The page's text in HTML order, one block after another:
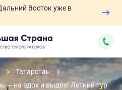
Восток уже в
Татарстан
— на вдох и выдох! Летний тур